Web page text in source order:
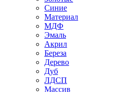
Синие
Материал
МДФ
Эмаль
Акрил
Береза
Дерево
Дуб
ЛДСП
Массив